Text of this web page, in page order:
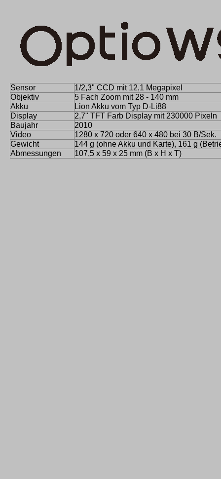
Sensor
1/2,3" CCD mit 12,1 Megapixel
Objektiv
5 Fach Zoom mit 28 - 140 mm
Akku
Lion Akku vom Typ D-Li88
Display
2,7" TFT Farb Display mit 230000 Pixeln
Baujahr
2010
Video
1280 x 720 oder 640 x 480 bei 30 B/Sek.
Gewicht
144 g (ohne Akku und Karte), 161 g
Abmessungen
107,5 x 59 x 25 mm (B x H x T)